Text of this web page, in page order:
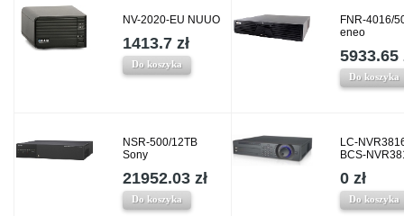
NV-2020-EU NUUO
1413.7 zł
Do koszyka
FNR-4016/
eneo
5933.65
Do koszyka
NSR-500/12TB
Sony
21952.03 zł
Do koszyka
LC-
BCS-
0 zł
Do koszyka